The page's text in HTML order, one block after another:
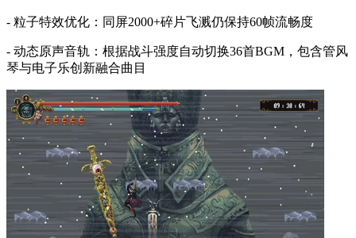
- 粒子特效优化：同屏2000+碎片飞溅仍保持60帧流畅度
- 动态原声音轨：根据战斗强度自动切换36首BGM，包含管风
琴与电子乐创新融合曲目